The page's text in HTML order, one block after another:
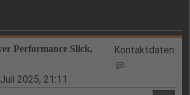
Performance Slick,
Kontaktdaten:
2025, 21:11